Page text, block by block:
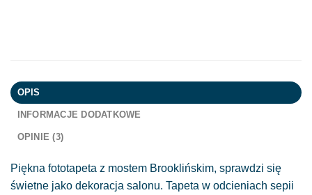
OPIS
INFORMACJE DODATKOWE
OPINIE (3)
Piękna fototapeta z mostem Brooklińskim, sprawdzi się
świetne jako dekoracja salonu. Tapeta w odcieniach sepii